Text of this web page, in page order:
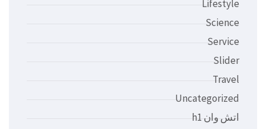
Lifestyle
Science
Service
Slider
Travel
Uncategorized
اتش وان h1